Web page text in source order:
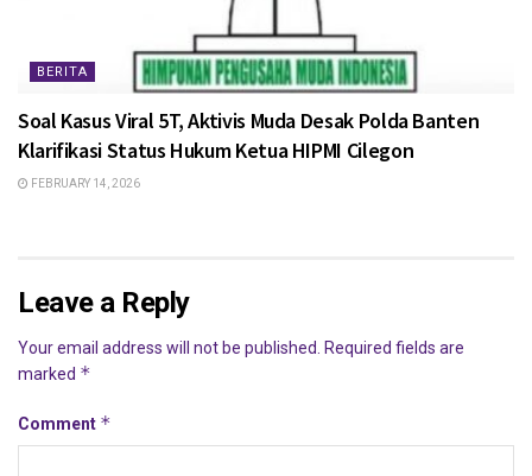
BERITA
Soal Kasus Viral 5T, Aktivis Muda Desak Polda Banten
Klarifikasi Status Hukum Ketua HIPMI Cilegon
FEBRUARY 14, 2026
Leave a Reply
Your email address will not be published.
Required fields are
marked *
Comment *